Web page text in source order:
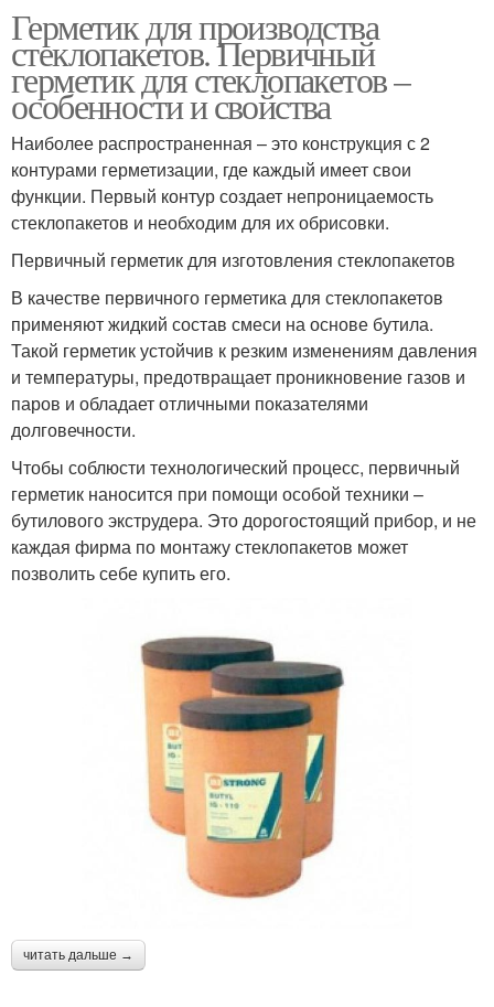
Герметик для производства
стеклопакетов. Первичный
герметик для стеклопакетов –
особенности и свойства
Наиболее распространенная – это конструкция с 2
контурами герметизации, где каждый имеет свои
функции. Первый контур создает непроницаемость
стеклопакетов и необходим для их обрисовки.
Первичный герметик для изготовления стеклопакетов
В качестве первичного герметика для стеклопакетов
применяют жидкий состав смеси на основе бутила.
Такой герметик устойчив к резким изменениям давления
и температуры, предотвращает проникновение газов и
паров и обладает отличными показателями
долговечности.
Чтобы соблюсти технологический процесс, первичный
герметик наносится при помощи особой техники –
бутилового экструдера. Это дорогостоящий прибор, и не
каждая фирма по монтажу стеклопакетов может
позволить себе купить его.
читать дальше →